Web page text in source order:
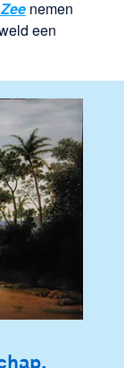
nemen
een